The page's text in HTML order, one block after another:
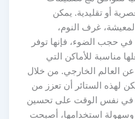
أو تقليدية. يمكن
غرف النوم،
حجب الضوء، فإنها توفر
للأماكن التي
العالم الخارجي. من خلال
الستائر أن تعزز من
في نفس الوقت على تحسين
استخدامها، أصبحت